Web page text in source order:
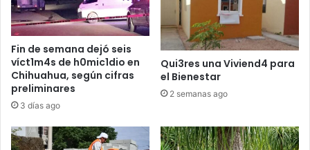
Fin de semana dejó seis
víct1m4s de h0mic1dio en
Chihuahua, según cifras
preliminares
3 días ago
Qui3res una Viviend4 para
el Bienestar
2 semanas ago